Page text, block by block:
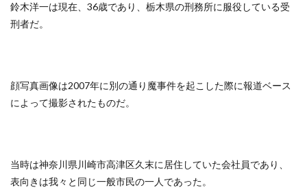
鈴木洋一は現在、36歳であり、栃木県の刑務所に服役している受
刑者だ。
顔写真画像は2007年に別の通り魔事件を起こした際に報道ベース
によって撮影されたものだ。
当時は神奈川県川崎市高津区久末に居住していた会社員であり、
表向きは我々と同じ一般市民の一人であった。